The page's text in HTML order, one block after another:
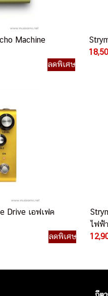
Machine
ลดพิเศษ
Drive เอฟเฟค
ลดพิเศษ
ไฟฟ้า